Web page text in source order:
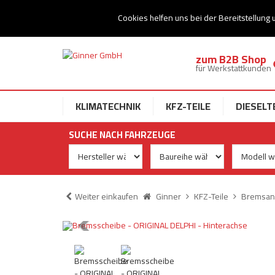
Cookies helfen uns bei der Bereitstellung
Ihr Speziallist für Dieseltechnik
zum B2B Shop
für Werkstattkunden
KLIMATECHNIK KFZ-TEILE
SUCHE NACH FAHRZEUGE
Weiter einkaufen Ginner KFZ-Teile